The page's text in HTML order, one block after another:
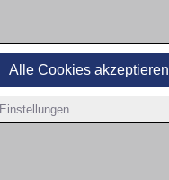
Alle Cookies akzeptieren
Einstellungen